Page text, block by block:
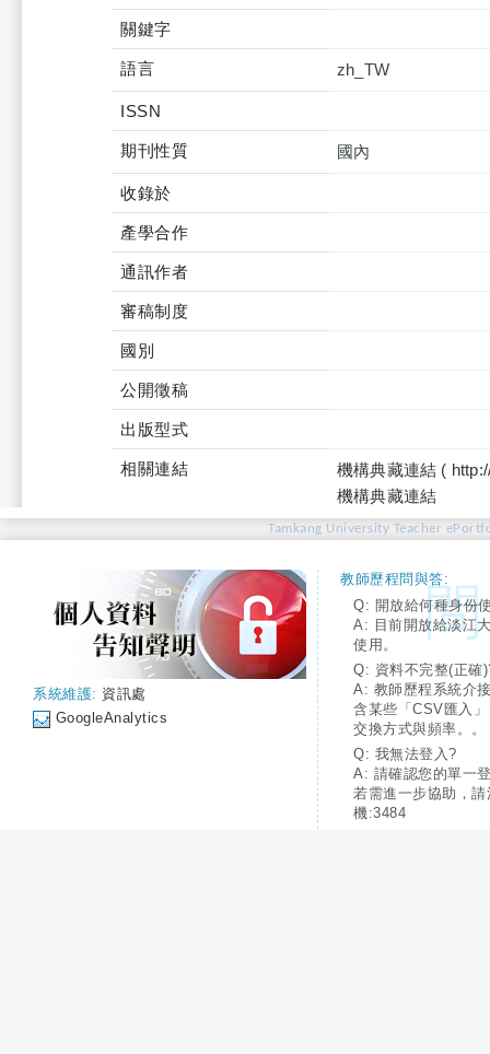
關鍵字
語言 zh_TW
ISSN
期刊性質 國內
收錄於
產學合作
通訊作者
審稿制度
國別
公開徵稿
出版型式
相關連結
機構典藏連結 (
機構典藏連結
Tamkang University Teacher
系統維護: 資訊處
GoogleAnalytics
教師歷程問與答:
Q: 開放給何種身份
A: 目前開放給淡江
使用。
Q: 資料不完整(正確
A: 教師歷程系統介
含某些「CSV匯入
交換方式與頻率。。
Q: 我無法登入?
A: 請確認您的單一
若需進一步協助，
機:3484